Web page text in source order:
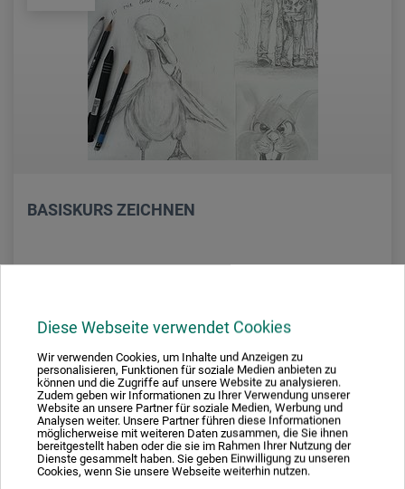
Diese Webseite verwendet Cookies
Wir verwenden Cookies, um Inhalte und Anzeigen zu
personalisieren, Funktionen für soziale Medien anbieten zu
können und die Zugriffe auf unsere Website zu analysieren.
Zudem geben wir Informationen zu Ihrer Verwendung unserer
Website an unsere Partner für soziale Medien, Werbung und
Analysen weiter. Unsere Partner führen diese Informationen
möglicherweise mit weiteren Daten zusammen, die Sie ihnen
bereitgestellt haben oder die sie im Rahmen Ihrer Nutzung der
Dienste gesammelt haben. Sie geben Einwilligung zu unseren
Cookies, wenn Sie unsere Webseite weiterhin nutzen.
BASISKURS ZEICHNEN
Carmen Högger
03